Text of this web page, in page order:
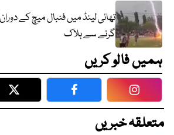
تھائی لینڈ میں فٹبال میچ کے
گرنے سے ہلاک
ہمیں فالو کریں
Twitter Facebook
متعلقہ خبریں